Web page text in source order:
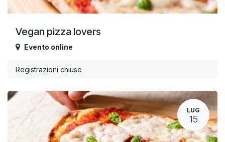
Vegan pizza lovers
Evento online
Registrazioni chiuse
LUG
15